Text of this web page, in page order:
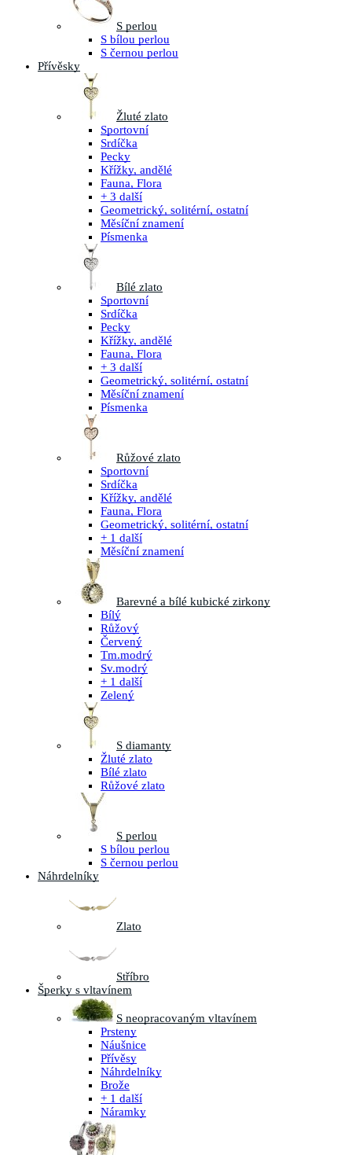
S perlou
S bílou perlou
S černou perlou
Přívěsky
Žluté zlato
Sportovní
Srdíčka
Pecky
Křížky, andělé
Fauna, Flora
+ 3 další
Geometrický, solitérní, ostatní
Měsíční znamení
Písmenka
Bílé zlato
Sportovní
Srdíčka
Pecky
Křížky, andělé
Fauna, Flora
+ 3 další
Geometrický, solitérní, ostatní
Měsíční znamení
Písmenka
Růžové zlato
Sportovní
Srdíčka
Křížky, andělé
Fauna, Flora
Geometrický, solitérní, ostatní
+ 1 další
Měsíční znamení
Barevné a bílé kubické zirkony
Bílý
Růžový
Červený
Tm.modrý
Sv.modrý
+ 1 další
Zelený
S diamanty
Žluté zlato
Bílé zlato
Růžové zlato
S perlou
S bílou perlou
S černou perlou
Náhrdelníky
Zlato
Stříbro
Šperky s vltavínem
S neopracovaným vltavínem
Prsteny
Náušnice
Přívěsy
Náhrdelníky
Brože
+ 1 další
Náramky